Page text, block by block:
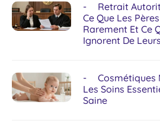
Retrait
Ce Que Les
Rarement Et Ce
Ignorent De
Cosmétiques
Les Soins
Saine